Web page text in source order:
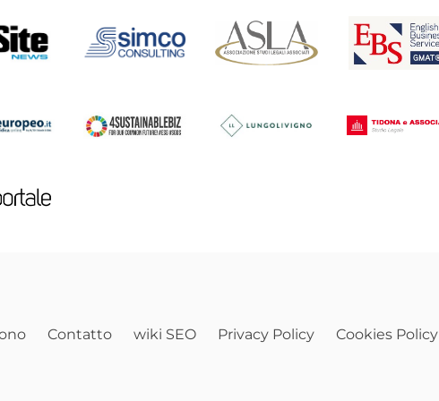
Contatto wiki SEO Privacy Policy Cookies Policy